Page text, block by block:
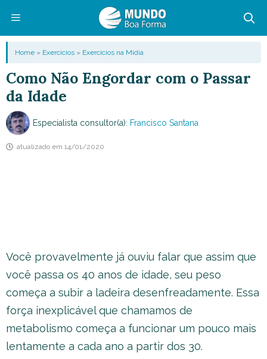
conteúdo
Menu
Home » Exercícios » Exercícios na Mídia
Como Não Engordar com o Passar
da Idade
Especialista consultor(a): Francisco Santana
atualizado em 14/01/2020
Você provavelmente já ouviu falar que assim que
você passa os 40 anos de idade, seu peso
começa a subir a ladeira desenfreadamente. Essa
força inexplicável que chamamos de
metabolismo começa a funcionar um pouco mais
lentamente a cada ano a partir dos 30.